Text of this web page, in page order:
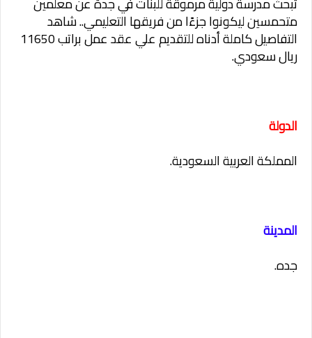
متحمسين ليكونوا جزءًا من فريقها التعليمي.. شاهد
التفاصيل كاملة أدناه للتقديم علي عقد عمل براتب 11650
ريال سعودي.
الدولة
المملكة العربية السعودية.
المدينة
جده.